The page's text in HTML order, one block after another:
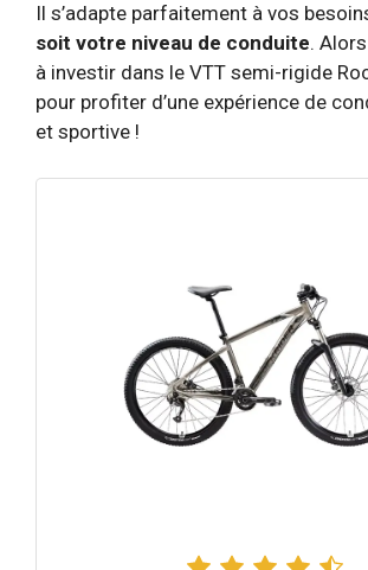
Il s’adapte parfaitement à vos
soit votre niveau de conduite.
à investir dans le VTT semi-rigide
pour profiter d’une expérience de
et sportive !